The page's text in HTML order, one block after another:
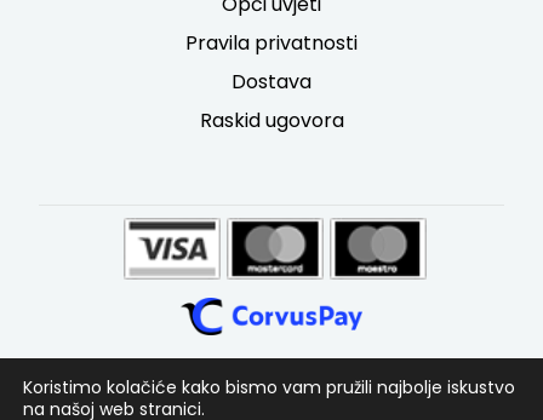
Pravila privatnosti
Dostava
Raskid ugovora
Koristimo kolačiće kako bismo vam pružili najbolje iskustvo
na našoj web stranici.